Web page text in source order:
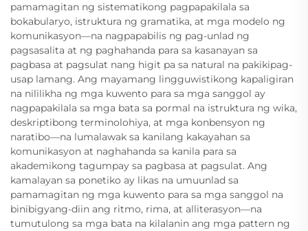
pamamagitan ng sistematikong pagpapakilala sa
bokabularyo, istruktura ng gramatika, at mga modelo ng
komunikasyon—na nagpapabilis ng pag-unlad ng
pagsasalita at ng paghahanda para sa kasanayan sa
pagbasa at pagsulat nang higit pa sa natural na pakikipag-
usap lamang. Ang mayamang lingguwistikong kapaligiran
na nililikha ng mga kuwento para sa mga sanggol ay
nagpapakilala sa mga bata sa pormal na istruktura ng wika,
deskriptibong terminolohiya, at mga konbensyon ng
naratibo—na lumalawak sa kanilang kakayahan sa
komunikasyon at naghahanda sa kanila para sa
akademikong tagumpay sa pagbasa at pagsulat. Ang
kamalayan sa ponetiko ay likas na umuunlad sa
pamamagitan ng mga kuwento para sa mga sanggol na
binibigyang-diin ang ritmo, rima, at alliterasyon—na
tumutulong sa mga bata na kilalanin ang mga pattern ng